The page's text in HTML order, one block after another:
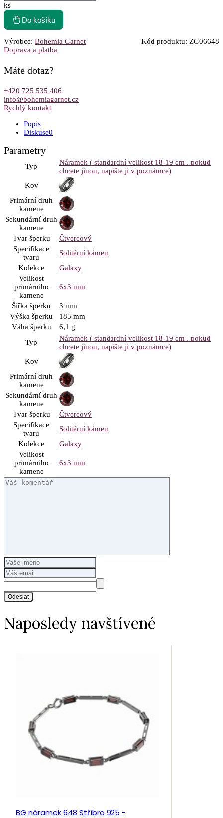
ks
Do košíku
Výrobce: Bohemia Garnet Kód produktu: ZG06648
Doprava a platba
Máte dotaz?
+420 725 535 406
info@bohemiagarnet.cz
Rychlý kontakt
Popis
Diskuse0
Parametry
Typ
Náramek ( standardní velikost 18-19 cm , pokud
chcete jinou, napište jí v poznámce)
Kov
Primární druh
kamene
Sekundární druh
kamene
Tvar šperku
Čtvercový
Specifikace
tvaru
Solitérní kámen
Kolekce
Galaxy
Velikost
primárního
kamene
6x3 mm
Šířka šperku
3 mm
Výška šperku
185 mm
Váha šperku
6,1 g
Typ
Náramek ( standardní velikost 18-19 cm , pokud
chcete jinou, napište jí v poznámce)
Kov
Primární druh
kamene
Sekundární druh
kamene
Tvar šperku
Čtvercový
Specifikace
tvaru
Solitérní kámen
Kolekce
Galaxy
Velikost
primárního
kamene
6x3 mm
Odeslat
Naposledy navštívené
BG náramek 648 Stříbro 925 -